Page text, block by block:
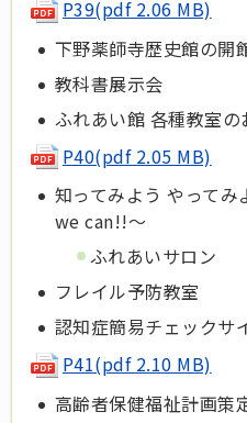
P39(pdf 2.06 MB)
下野薬師寺歴史館の開
教科書展示会
ふれあい館 各種教室の
P40(pdf 2.05 MB)
知ってみよう やってみ
we can!!～
ふれあいサロン
フレイル予防教室
認知症簡易チェックサ
P41(pdf 2.10 MB)
高齢者保健福祉計画策